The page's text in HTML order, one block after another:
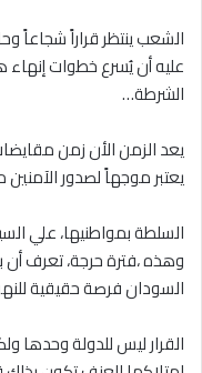
الشعب ينتظر قراراً شجاعاً
عليه أن يُسرع خطوات
الشرطة…
يعد الزمن الأن زمن
يعتبر موجهاً لصدور
السلطة بمواطنيها، علي
وهذه ،فترة حرجة، تعرف أن
السودان فرصة حقيقية
القرار ليس للدولة